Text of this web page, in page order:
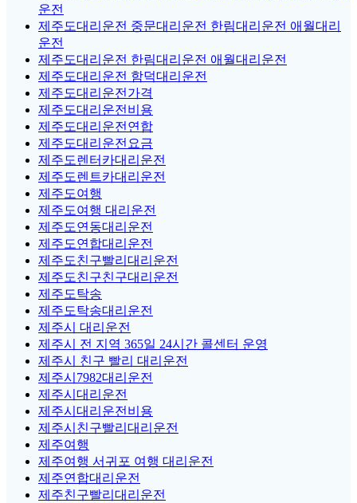
운전
제주도대리운전 중문대리운전 한림대리운전 애월대리
운전
제주도대리운전 한림대리운전 애월대리운전
제주도대리운전 함덕대리운전
제주도대리운전가격
제주도대리운전비용
제주도대리운전연합
제주도대리운전요금
제주도렌터카대리운전
제주도렌트카대리운전
제주도여행
제주도여행 대리운전
제주도연동대리운전
제주도연합대리운전
제주도친구빨리대리운전
제주도친구친구대리운전
제주도탁송
제주도탁송대리운전
제주시 대리운전
제주시 전 지역 365일 24시간 콜센터 운영
제주시 친구 빨리 대리운전
제주시7982대리운전
제주시대리운전
제주시대리운전비용
제주시친구빨리대리운전
제주여행
제주여행 서귀포 여행 대리운전
제주연합대리운전
제주친구빨리대리운전